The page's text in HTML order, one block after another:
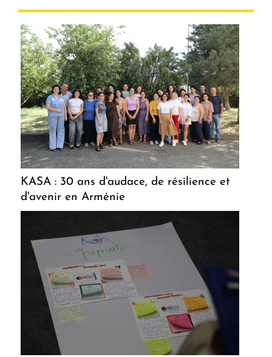
KASA : 30 ans d'audace, de résilience et
d'avenir en Arménie